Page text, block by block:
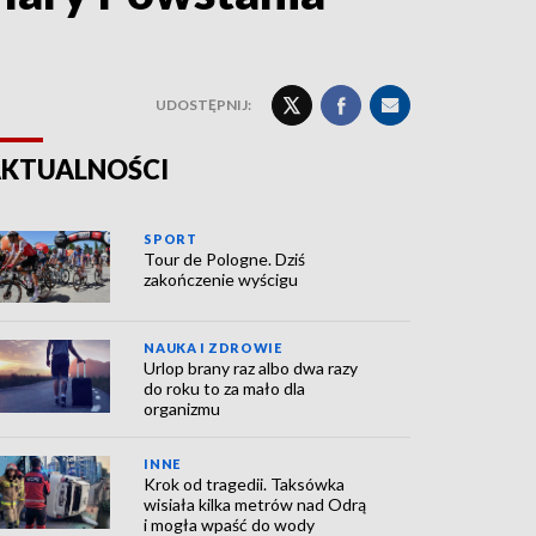
UDOSTĘPNIJ:
SPORT
Tour de Pologne. Dziś
zakończenie wyścigu
NAUKA I ZDROWIE
Urlop brany raz albo dwa razy
do roku to za mało dla
organizmu
INNE
Krok od tragedii. Taksówka
wisiała kilka metrów nad Odrą
i mogła wpaść do wody